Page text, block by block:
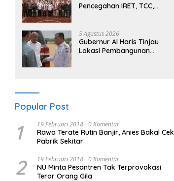
Pencegahan IRET, TCC,
Gubernur Al Haris: “Kalau
anak-anakku bisa jaga
diri, 60% masa depan
5 Agustus 2026
Gubernur Al Haris Tinjau
Lokasi Pembangunan
Popular Post
1 19 Februari 2018 0 Komentar
Rawa Terate Rutin Banjir, Anies Bakal Cek
Pabrik Sekitar
2 19 Februari 2018 0 Komentar
NU Minta Pesantren Tak Terprovokasi
Teror Orang Gila